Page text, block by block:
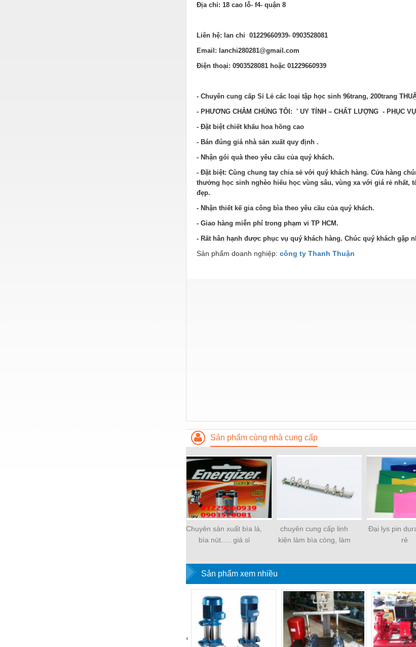
Địa chỉ: 18 cao lỗ- f4- quận 8
Liên hệ: lan chi 01229660939- 0903528081
Email: lanchi280281@gmail.com
Điện thoại: 0903528081 hoặc 01229660939
- Chuyên cung cấp Sỉ Lẻ các loại tập học sinh 96trang, 200trang
- PHƯƠNG CHÂM CHÚNG TÔI: ' UY TÍNH – CHẤT LƯỢNG - PHỤC
- Đặt biệt chiết khấu hoa hồng cao
- Bán đúng giá nhà sản xuất quy định .
- Nhận gói quà theo yêu cầu của quý khách.
- Đặt biệt: Cùng chung tay chia sẻ với quý khách hàng. Cửa hàng
thưởng học sinh nghèo hiếu học vùng sâu, vùng xa với giá rẻ nhất,
đẹp.
- Nhận thiết kế gia công bìa theo yêu cầu của quý khách.
- Giao hàng miễn phí trong phạm vi TP HCM.
- Rất hân hạnh được phục vụ quý khách hàng. Chúc quý khách gặp
Sản phẩm doanh nghiệp: công ty Thanh Thuận
Sản phẩm cùng nhà cung cấp
Chuyên sản xuất bìa lá,
bìa nút..... giá sỉ
chuyên cung cấp linh
kiện làm bìa còng, làm
Đại lys pin
rẻ
Sản phẩm xem nhiều
‹